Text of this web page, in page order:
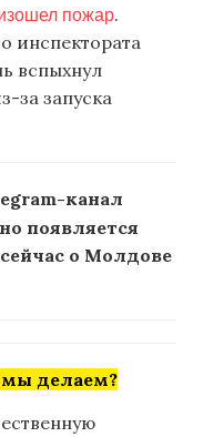
пожар.
инспектората
вспыхнул
за запуска
канал
появляется
о Молдове
мы делаем?